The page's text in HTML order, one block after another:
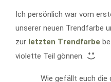
Ich persönlich war vom
unserer neuen Trendfarbe
zur letzten Trendfarbe
violette Teil gönnen.
Wie gefällt euch die